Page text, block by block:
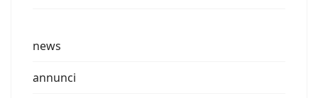
news
annunci